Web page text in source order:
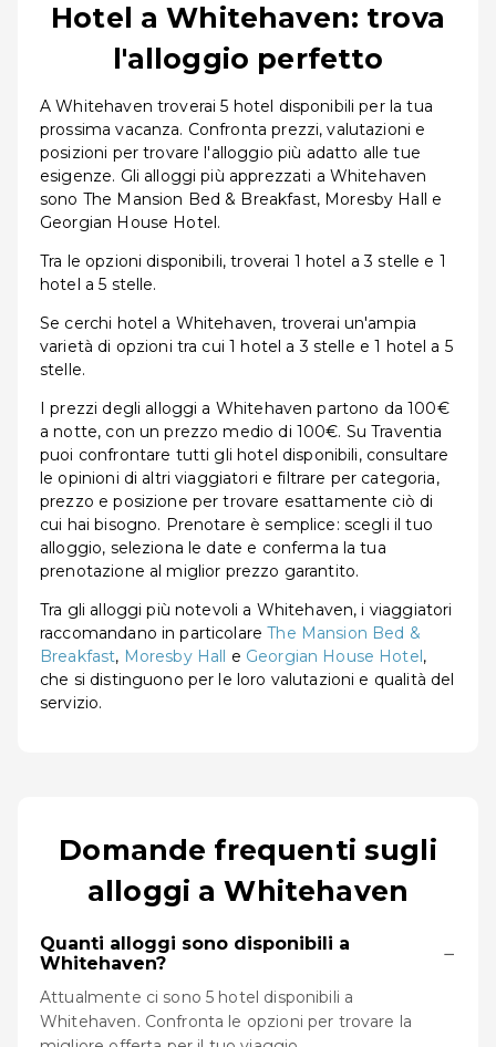
Hotel a Whitehaven: trova
l'alloggio perfetto
A Whitehaven troverai 5 hotel disponibili per la tua
prossima vacanza. Confronta prezzi, valutazioni e
posizioni per trovare l'alloggio più adatto alle tue
esigenze. Gli alloggi più apprezzati a Whitehaven
sono The Mansion Bed & Breakfast, Moresby Hall e
Georgian House Hotel.
Tra le opzioni disponibili, troverai 1 hotel a 3 stelle e 1
hotel a 5 stelle.
Se cerchi hotel a Whitehaven, troverai un'ampia
varietà di opzioni tra cui 1 hotel a 3 stelle e 1 hotel a 5
stelle.
I prezzi degli alloggi a Whitehaven partono da 100€
a notte, con un prezzo medio di 100€. Su Traventia
puoi confrontare tutti gli hotel disponibili, consultare
le opinioni di altri viaggiatori e filtrare per categoria,
prezzo e posizione per trovare esattamente ciò di
cui hai bisogno. Prenotare è semplice: scegli il tuo
alloggio, seleziona le date e conferma la tua
prenotazione al miglior prezzo garantito.
Tra gli alloggi più notevoli a Whitehaven, i viaggiatori
raccomandano in particolareThe Mansion Bed &
Breakfast, Moresby Hall e Georgian House Hotel,
che si distinguono per le loro valutazioni e qualità del
servizio.
Domande frequenti sugli
alloggi a Whitehaven
Quanti alloggi sono disponibili a
Whitehaven?
−
Attualmente ci sono 5 hotel disponibili a
Whitehaven. Confronta le opzioni per trovare la